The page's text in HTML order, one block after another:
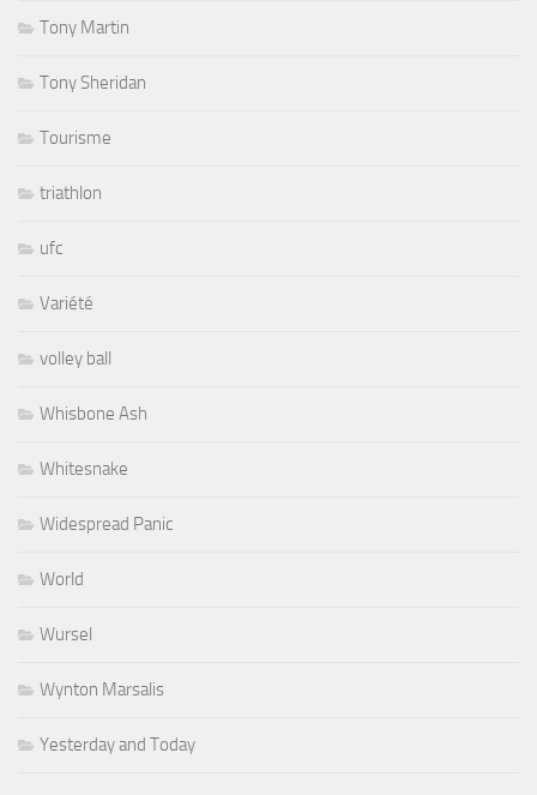
Tony Martin
Tony Sheridan
Tourisme
triathlon
ufc
Variété
volley ball
Whisbone Ash
Whitesnake
Widespread Panic
World
Wursel
Wynton Marsalis
Yesterday and Today